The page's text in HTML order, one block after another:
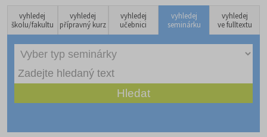
vyhledej
školu/fakultu
vyhledej
přípravný kurz
vyhledej
učebnici
vyhledej
seminárku
vyhledej
ve fulltextu